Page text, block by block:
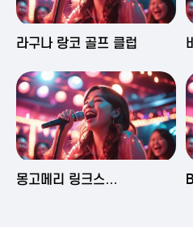
2025-06-03 15:05
라구나 랑코 골프 클럽
2025-06-03 14:50
몽고메리 링크스